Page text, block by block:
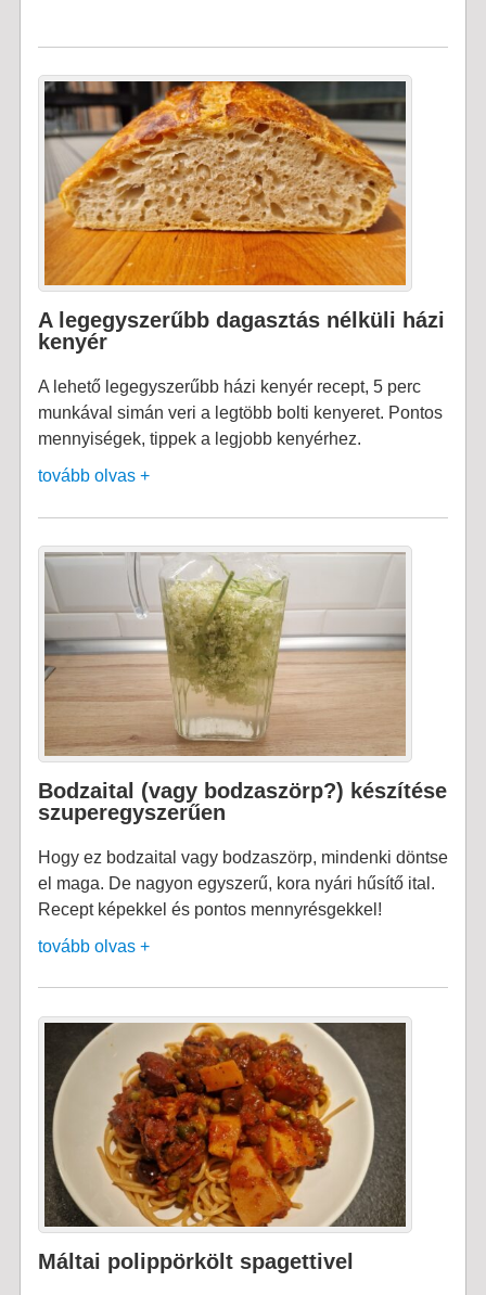
A legegyszerűbb dagasztás nélküli házi
kenyér
A lehető legegyszerűbb házi kenyér recept, 5 perc
munkával simán veri a legtöbb bolti kenyeret. Pontos
mennyiségek, tippek a legjobb kenyérhez.
tovább olvas +
Bodzaital (vagy bodzaszörp?) készítése
szuperegyszerűen
Hogy ez bodzaital vagy bodzaszörp, mindenki döntse
el maga. De nagyon egyszerű, kora nyári hűsítő ital.
Recept képekkel és pontos mennyrésgekkel!
tovább olvas +
Máltai polippörkölt spagettivel